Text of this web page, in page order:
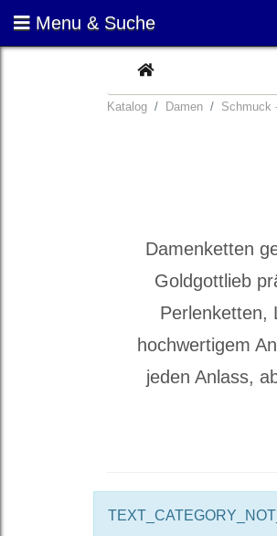
Menu & Suche
CURRENT
Katalog Damen Schmuck
Damenketten
Goldgottlieb
Perlenketten,
hochwertigem
jeden Anlass,